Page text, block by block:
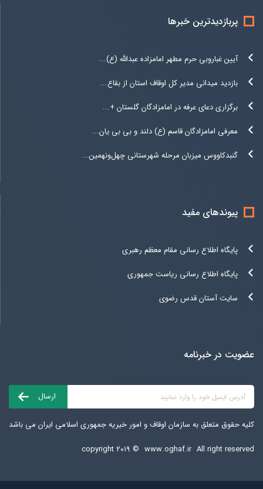
پربازدیدترین خبرها
آیین غباروبی حرم مطهر امامزاده عبدالله (ع)...
بازدید میدانی مدیر کل اوقاف استان از بقاع...
برگزاری دعای عرفه در امامزادگان گلستان +...
معرفی امامزادگان قاسم (ع) دلند و بی بی یان...
گنبدکاووس میزبان مرحله شهرستانی چهل‌ونهمین...
پیوندهای مفید
پایگاه اطلاع رسانی مقام معظم رهبری
پایگاه اطلاع رسانی ریاست جمهوری
سایت آستان قدس رضوی
عضویت در خبرنامه
کلیه حقوق متعلق به سازمان اوقاف و امور خیریه جمهوری اسلامی ایران می باشد
copyright ۲۰۱۹ © www.oghaf.ir All right reserved